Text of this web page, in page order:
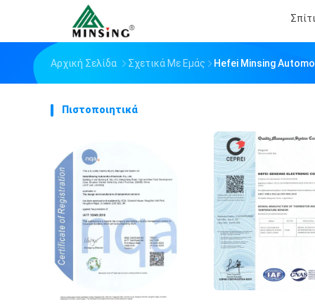
Σπίτι
Αρχική Σελίδα Σχετικά Με Εμάς Hefei Minsing
Πιστοποιητικά